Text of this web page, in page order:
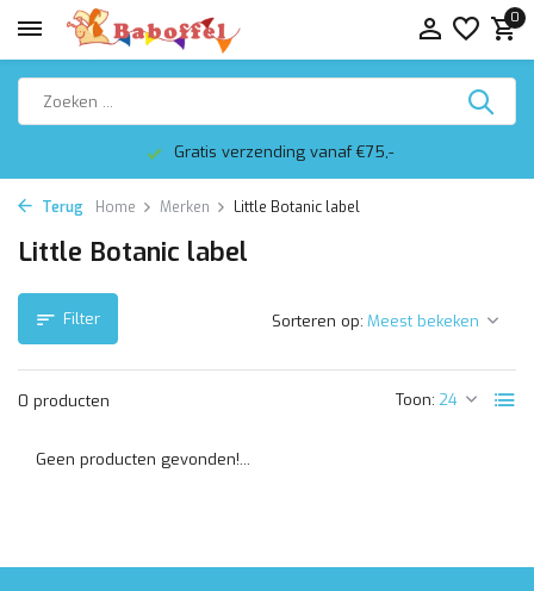
0
Gratis verzending vanaf €75,-
Terug Home Merken Little Botanic label
Little Botanic label
Filter
0 producten Toon:
Sorteren op:
Geen producten gevonden!...